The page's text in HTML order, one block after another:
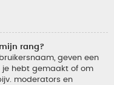
rang?
geven een
hebt gemaakt of om
moderators en